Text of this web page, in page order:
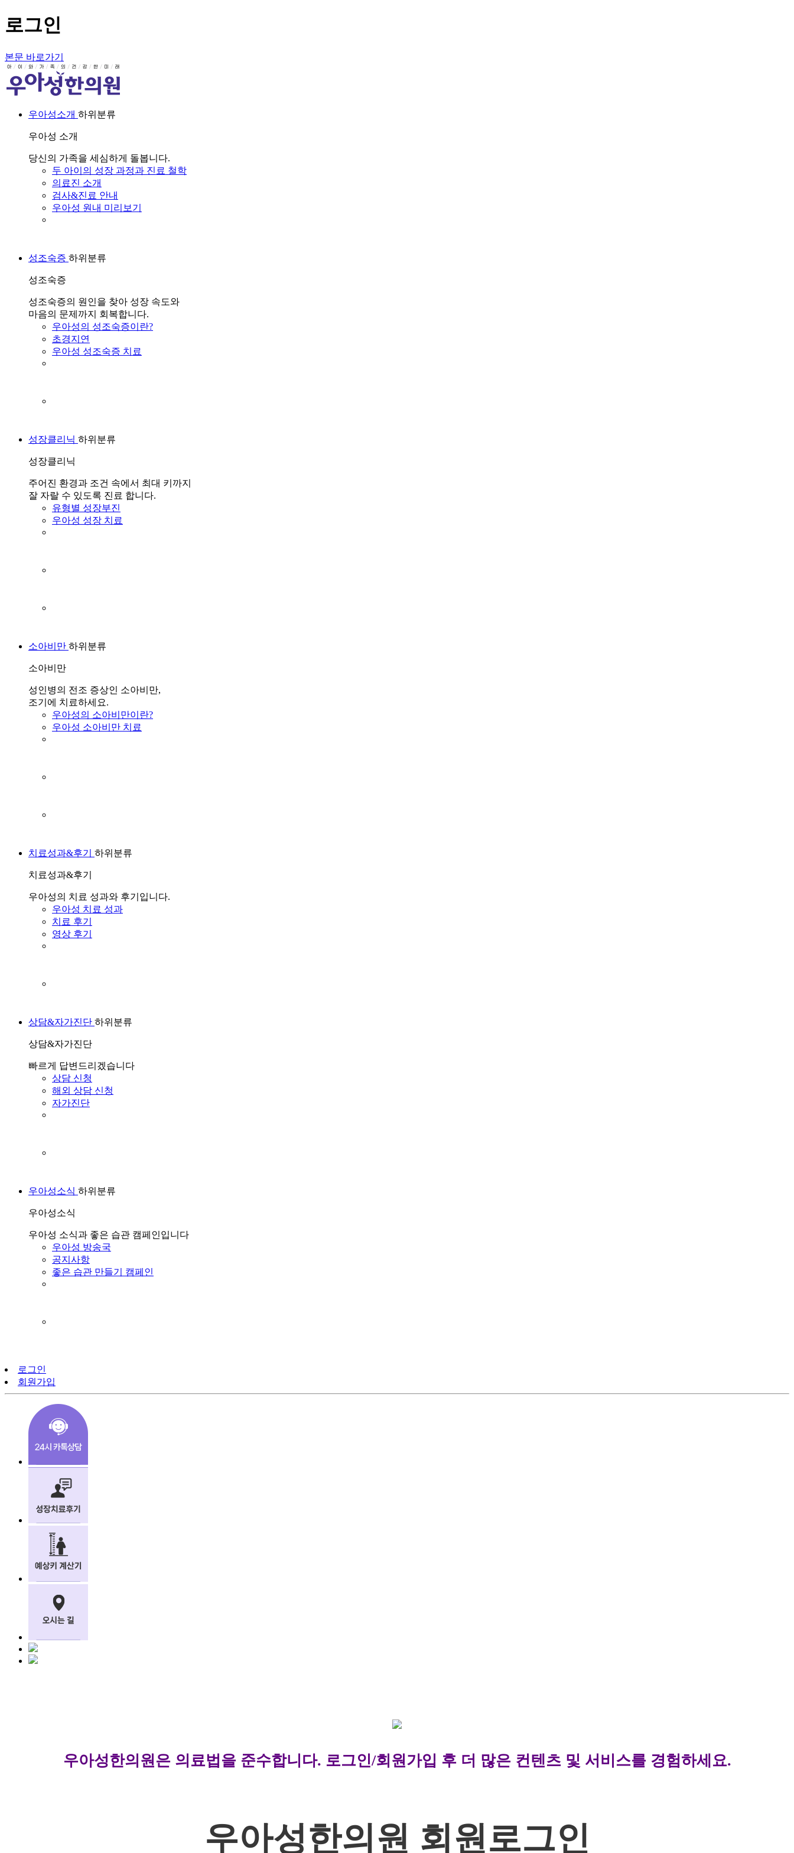
로그인
본문 바로가기
우아성소개 하위분류
우아성 소개
당신의 가족을 세심하게 돌봅니다.
두 아이의 성장 과정과 진료 철학
의료진 소개
검사&진료 안내
우아성 원내 미리보기
성조숙증 하위분류
성조숙증
성조숙증의 원인을 찾아 성장 속도와
마음의 문제까지 회복합니다.
우아성의 성조숙증이란?
초경지연
우아성 성조숙증 치료
성장클리닉 하위분류
성장클리닉
주어진 환경과 조건 속에서 최대 키까지
잘 자랄 수 있도록 진료 합니다.
유형별 성장부진
우아성 성장 치료
소아비만 하위분류
소아비만
성인병의 전조 증상인 소아비만,
조기에 치료하세요.
우아성의 소아비만이란?
우아성 소아비만 치료
치료성과&후기 하위분류
치료성과&후기
우아성의 치료 성과와 후기입니다.
우아성 치료 성과
치료 후기
영상 후기
상담&자가진단 하위분류
상담&자가진단
빠르게 답변드리겠습니다
상담 신청
해외 상담 신청
자가진단
우아성소식 하위분류
우아성소식
우아성 소식과 좋은 습관 캠페인입니다
우아성 방송국
공지사항
좋은 습관 만들기 캠페인
로그인
회원가입
우아성한의원은 의료법을 준수합니다. 로그인/회원가입 후 더 많은 컨텐츠 및 서비스를 경험하세요.
우아성한의원 회원로그인